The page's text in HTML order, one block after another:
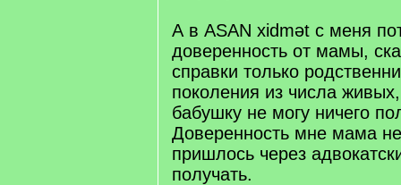
А в ASAN xidmət с меня
доверенность от мамы,
справки только
поколения из числа
бабушку не могу ничего
Доверенность мне мама
пришлось через
получать.